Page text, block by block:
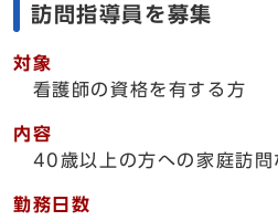
訪問指導員を募集
対象
看護師の資格を有する方
内容
40歳以上の方への家庭訪問
勤務日数